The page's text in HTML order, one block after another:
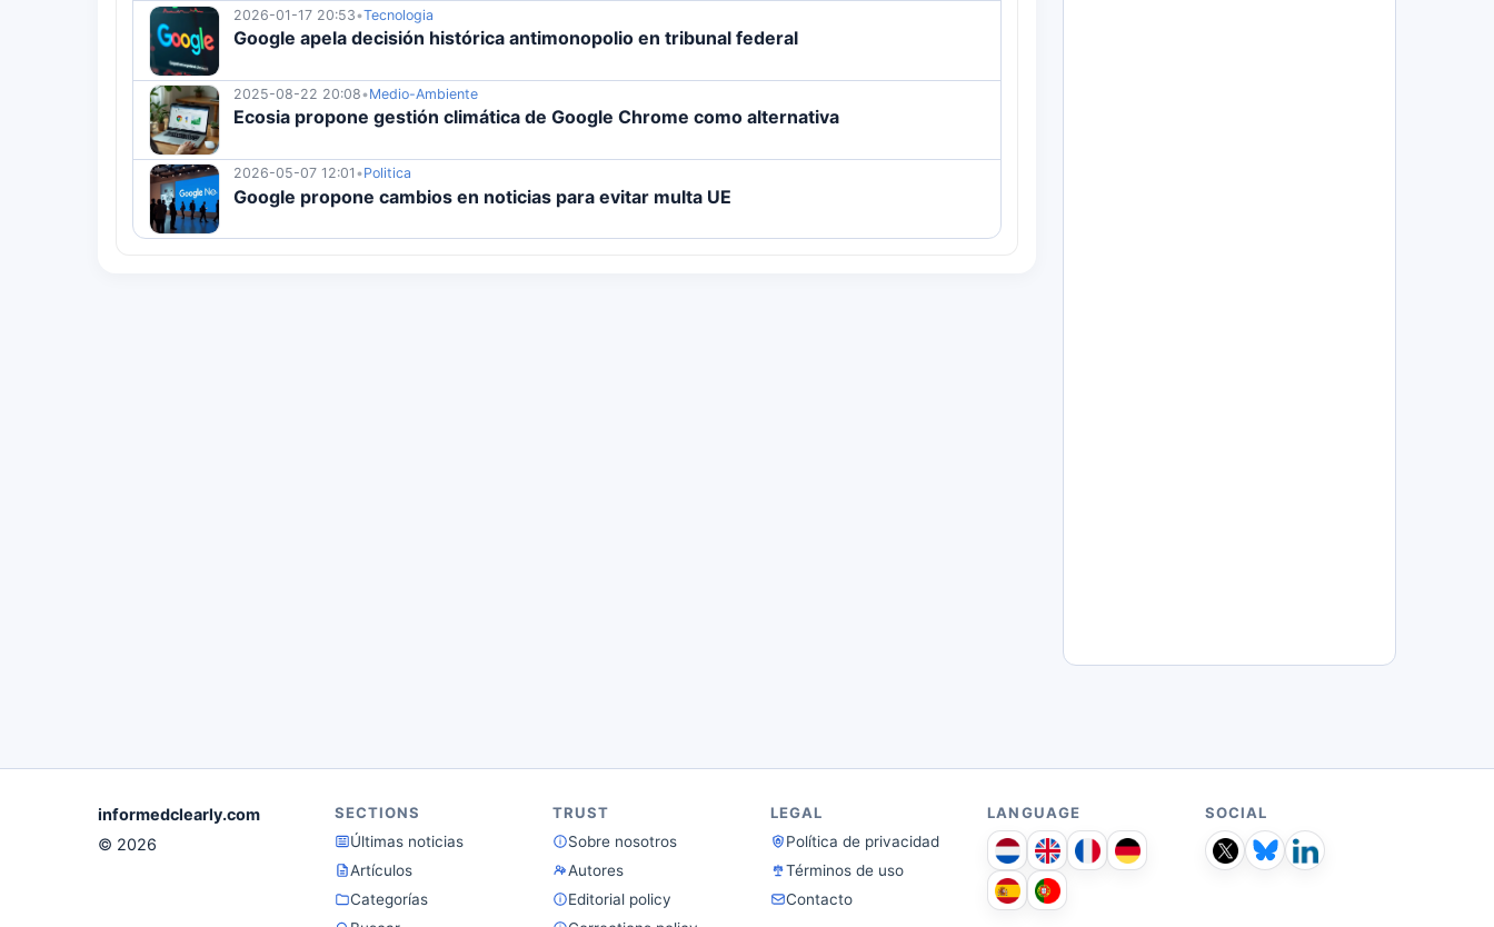
2026-01-17 20:53•Tecnologia
Google apela decisión histórica antimonopolio en tribunal federal
2025-08-22 20:08•Medio-Ambiente
Ecosia propone gestión climática de Google Chrome como alternativa
2026-05-07 12:01 •Politica
Google propone cambios en noticias para evitar multa UE
informedclearly.com
© 2026
SECTIONS
Últimas noticias
Artículos
Categorías
TRUST
Sobre nosotros
Autores
Editorial policy
LEGAL
Política de privacidad
Términos de uso
Contacto
LANGUAGE SOCIAL